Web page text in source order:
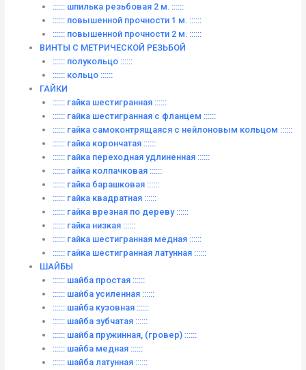
:::::: шпилька резьбовая 2 м. ::::::
:::::: повышенной прочности 1 м. ::::::
:::::: повышенной прочности 2 м. ::::::
ВИНТЫ C МЕТРИЧЕСКОЙ РЕЗЬБОЙ
:::::: полукольцо ::::::
:::::: кольцо ::::::
ГАЙКИ
:::::: гайка шестигранная ::::::
:::::: гайка шестигранная с фланцем ::::::
:::::: гайка самоконтрящаяся с нейлоновым кольцом ::::::
:::::: гайка корончатая ::::::
:::::: гайка переходная удлиненная ::::::
:::::: гайка колпачковая ::::::
:::::: гайка барашковая ::::::
:::::: гайка квадратная ::::::
:::::: гайка врезная по дереву ::::::
:::::: гайка низкая ::::::
:::::: гайка шестигранная медная ::::::
:::::: гайка шестигранная латунная ::::::
ШАЙБЫ
:::::: шайба простая ::::::
:::::: шайба усиленная ::::::
:::::: шайба кузовная ::::::
:::::: шайба зубчатая ::::::
:::::: шайба пружинная, (гровер) ::::::
:::::: шайба медная ::::::
:::::: шайба латунная ::::::